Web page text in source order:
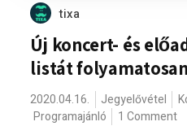
tixa
Új koncert- és
listát
2020.04.16. Jegyelővétel
Programajánló
1 Comment